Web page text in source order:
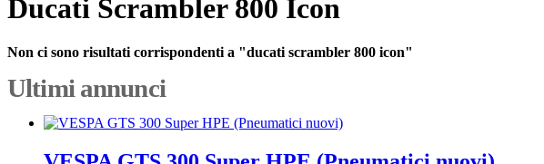
Ducati Scrambler 800 Icon
Non ci sono risultati corrispondenti a "ducati scrambler 800 icon"
Ultimi annunci